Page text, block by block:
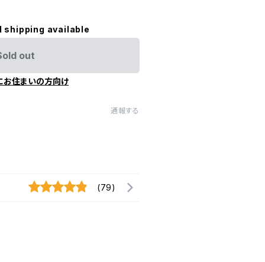
shipping available
out
お住まいの方向け
通報する
(79)